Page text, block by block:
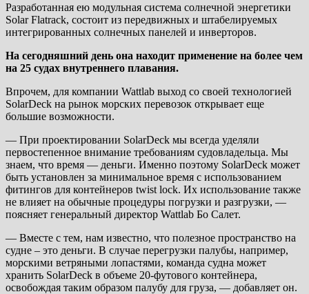
Разработанная ею модульная система солнечной энергетики
Solar Flatrack, состоит из передвижных и штабелируемых
интегрированных солнечных панелей и инверторов.
На сегодняшний день она находит применение на более чем
на 25 судах внутреннего плавания.
Впрочем, для компании Wattlab выход со своей технологией
SolarDeck на рынок морских перевозок открывает еще
большие возможности.
— При проектировании SolarDeck мы всегда уделяли
первостепенное внимание требованиям судовладельца. Мы
знаем, что время — деньги. Именно поэтому SolarDeck может
быть установлен за минимальное время с использованием
фитингов для контейнеров twist lock. Их использование также
не влияет на обычные процедуры погрузки и разгрузки, —
поясняет генеральный директор Wattlab Бо Салет.
— Вместе с тем, нам известно, что полезное пространство на
судне – это деньги. В случае перегрузки палубы, например,
морскими ветряными лопастями, команда судна может
хранить SolarDeck в объеме 20-футового контейнера,
освобождая таким образом палубу для груза, — добавляет он.